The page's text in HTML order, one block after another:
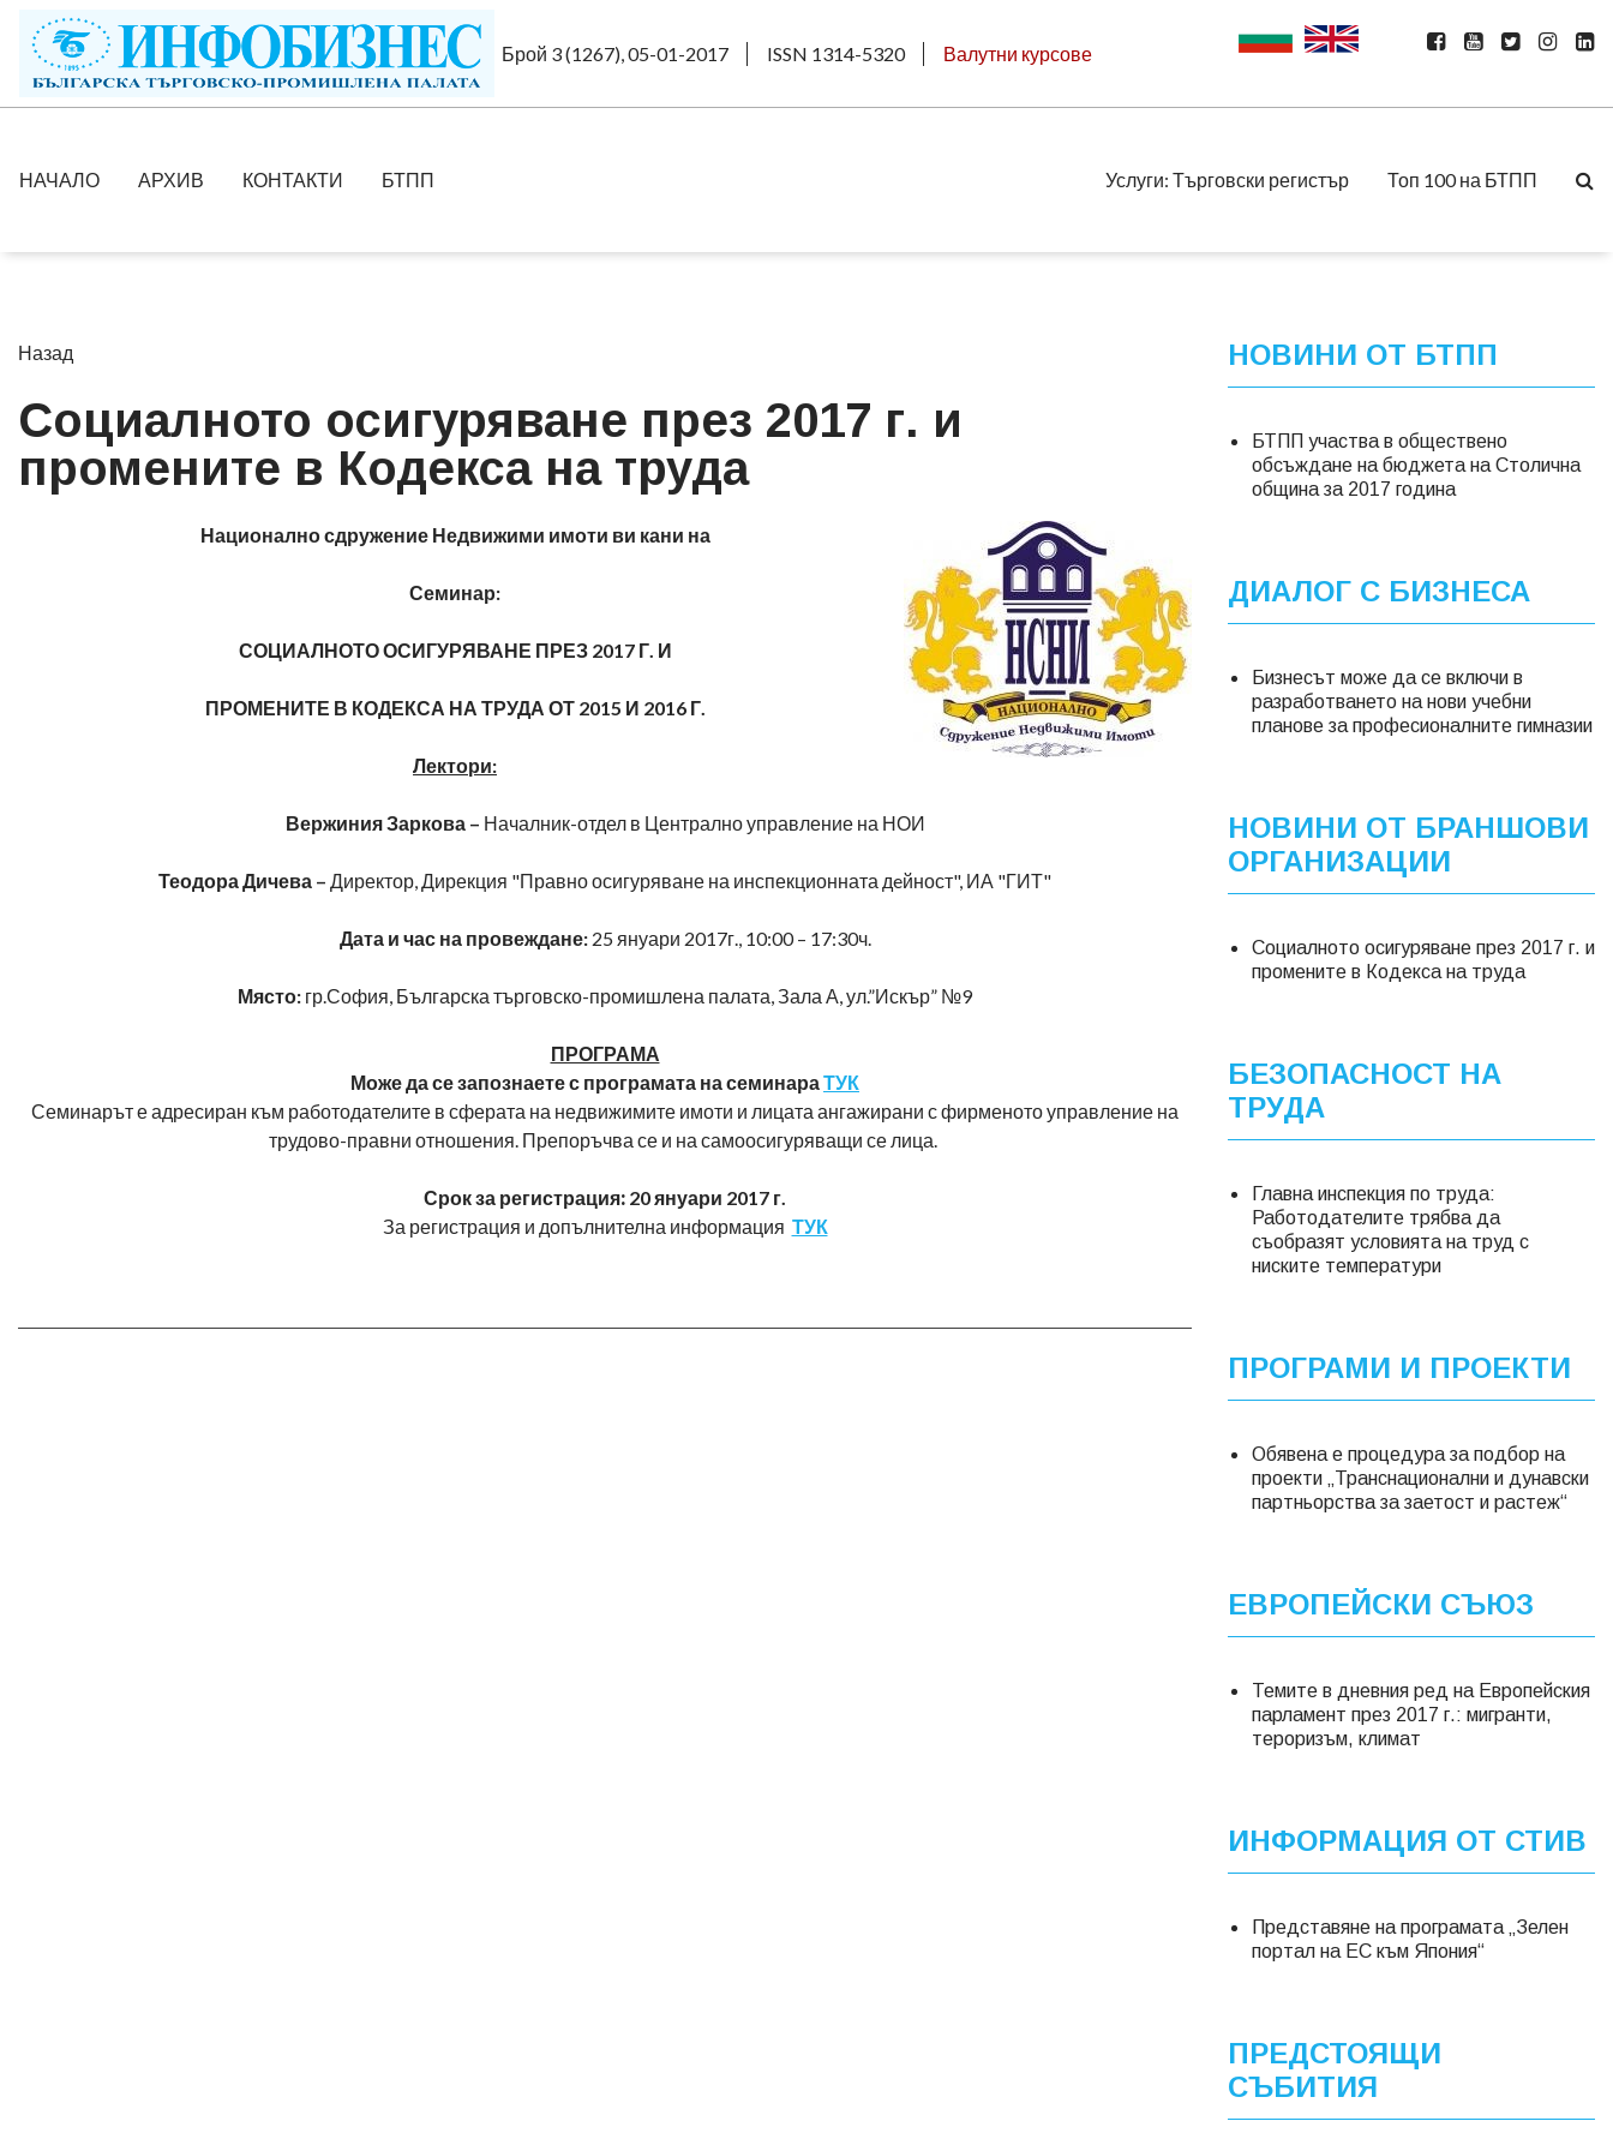
Брой 3 (1267), 05-01-2017 ISSN 1314-5320 Валутни курсове
НАЧАЛО АРХИВ КОНТАКТИ БТПП Услуги: Търговски регистър Топ 100 на БТПП
Назад
Социалното осигуряване през 2017 г. и
промените в Кодекса на труда
Национално сдружение Недвижими имоти ви кани на
Семинар:
СОЦИАЛНОТО ОСИГУРЯВАНЕ ПРЕЗ 2017 Г. И
ПРОМЕНИТЕ В КОДЕКСА НА ТРУДА ОТ 2015 И 2016 Г.
Лектори:
Вержиния Заркова – Началник-отдел в Централно управление на НОИ
Теодора Дичева – Директор, Дирекция "Правно осигуряване на инспекционната дeйност", ИА "ГИТ"
Дата и час на провеждане:25 януари 2017г., 10:00 – 17:30ч.
Място: гр.София, Българска търговско-промишлена палата, Зала А, ул.”Искър” №9
ПРОГРАМА
Може да се запознаете с програмата на семинараТУК
Семинарът е адресиран към работодателите в сферата на недвижимите имоти и лицата ангажирани с фирменото управление на
трудово-правни отношения. Препоръчва се и на самоосигуряващи се лица.
Срок за регистрация: 20 януари 2017 г.
За регистрация и допълнителна информация ТУК
НОВИНИ ОТ БТПП
БТПП участва в обществено
обсъждане на бюджета на Столична
община за 2017 година
ДИАЛОГ С БИЗНЕСА
Бизнесът може да се включи в
разработването на нови учебни
планове за професионалните гимназии
НОВИНИ ОТ БРАНШОВИ
ОРГАНИЗАЦИИ
Социалното осигуряване през 2017 г. и
промените в Кодекса на труда
БЕЗОПАСНОСТ НА
ТРУДА
Главна инспекция по труда:
Работодателите трябва да
съобразят условията на труд с
ниските температури
ПРОГРАМИ И ПРОЕКТИ
Обявена е процедура за подбор на
проекти „Транснационални и дунавски
партньорства за заетост и растеж“
ЕВРОПЕЙСКИ СЪЮЗ
Темите в дневния ред на Европейския
парламент през 2017 г.: мигранти,
тероризъм, климат
ИНФОРМАЦИЯ ОТ СТИВ
Представяне на програмата „Зелен
портал на ЕС към Япония“
ПРЕДСТОЯЩИ
СЪБИТИЯ